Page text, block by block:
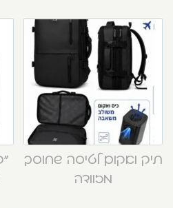
תיק ואקום לטיסה שחוסך
מזוודה